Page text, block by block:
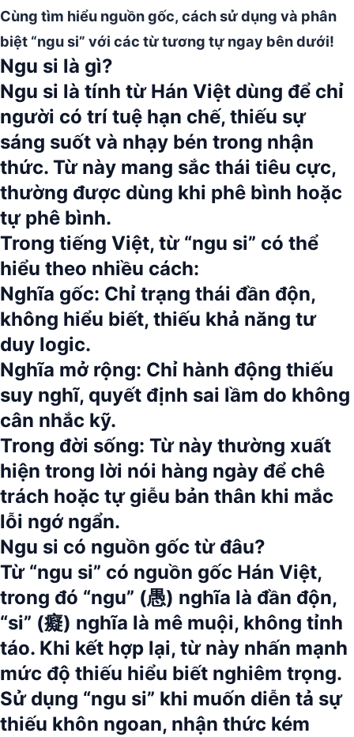
Cùng tìm hiểu nguồn gốc, cách sử dụng và phân
biệt “ngu si” với các từ tương tự ngay bên dưới!
Ngu si là gì?
Ngu si là tính từ Hán Việt dùng để chỉ
người có trí tuệ hạn chế, thiếu sự
sáng suốt và nhạy bén trong nhận
thức. Từ này mang sắc thái tiêu cực,
thường được dùng khi phê bình hoặc
tự phê bình.
Trong tiếng Việt, từ “ngu si” có thể
hiểu theo nhiều cách:
Nghĩa gốc: Chỉ trạng thái đần độn,
không hiểu biết, thiếu khả năng tư
duy logic.
Nghĩa mở rộng: Chỉ hành động thiếu
suy nghĩ, quyết định sai lầm do không
cân nhắc kỹ.
Trong đời sống: Từ này thường xuất
hiện trong lời nói hàng ngày để chê
trách hoặc tự giễu bản thân khi mắc
lỗi ngớ ngẩn.
Ngu si có nguồn gốc từ đâu?
Từ “ngu si” có nguồn gốc Hán Việt,
trong đó “ngu” (愚) nghĩa là đần độn,
“si” (癡) nghĩa là mê muội, không tỉnh
táo. Khi kết hợp lại, từ này nhấn mạnh
mức độ thiếu hiểu biết nghiêm trọng.
Sử dụng “ngu si” khi muốn diễn tả sự
thiếu khôn ngoan, nhận thức kém